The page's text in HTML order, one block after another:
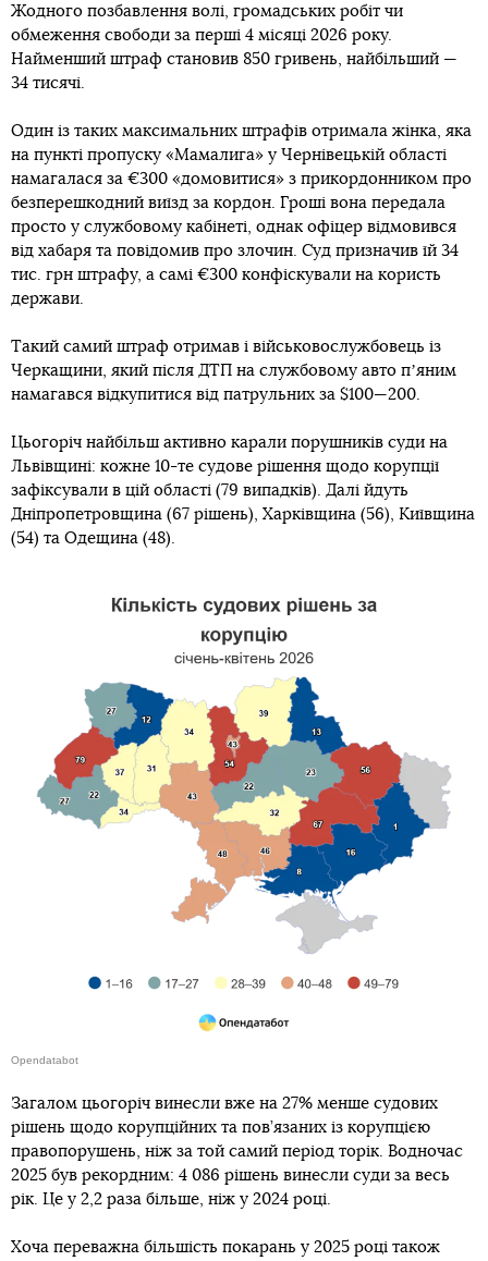
Жодного позбавлення волі, громадських робіт чи
обмеження свободи за перші 4 місяці 2026 року.
Найменший штраф становив 850 гривень, найбільший —
34 тисячі.
Один із таких максимальних штрафів отримала жінка, яка
на пункті пропуску «Мамалига» у Чернівецькій області
намагалася за €300 «домовитися» з прикордонником про
безперешкодний виїзд за кордон. Гроші вона передала
просто у службовому кабінеті, однак офіцер відмовився
від хабаря та повідомив про злочин. Суд призначив їй 34
тис. грн штрафу, а самі €300 конфіскували на користь
держави.
Такий самий штраф отримав і військовослужбовець із
Черкащини, який після ДТП на службовому авто пʼяним
намагався відкупитися від патрульних за $100—200.
Цьогоріч найбільш активно карали порушників суди на
Львівщині: кожне 10-те судове рішення щодо корупції
зафіксували в цій області (79 випадків). Далі йдуть
Дніпропетровщина (67 рішень), Харківщина (56), Київщина
(54) та Одещина (48).
Opendatabot
Загалом цьогоріч винесли вже на 27% менше судових
рішень щодо корупційних та пов’язаних із корупцією
правопорушень, ніж за той самий період торік. Водночас
2025 був рекордним: 4 086 рішень винесли суди за весь
рік. Це у 2,2 раза більше, ніж у 2024 році.
Хоча переважна більшість покарань у 2025 році також